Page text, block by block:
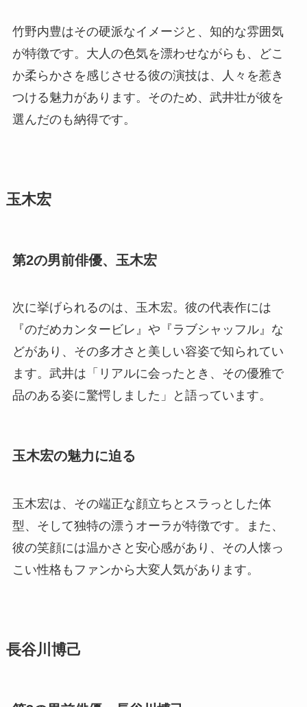
竹野内豊はその硬派なイメージと、知的な雰囲気
が特徴です。大人の色気を漂わせながらも、どこ
か柔らかさを感じさせる彼の演技は、人々を惹き
つける魅力があります。そのため、武井壮が彼を
選んだのも納得です。
玉木宏
第2の男前俳優、玉木宏
次に挙げられるのは、玉木宏。彼の代表作には
『のだめカンタービレ』や『ラブシャッフル』な
どがあり、その多才さと美しい容姿で知られてい
ます。武井は「リアルに会ったとき、その優雅で
品のある姿に驚愕しました」と語っています。
玉木宏の魅力に迫る
玉木宏は、その端正な顔立ちとスラっとした体
型、そして独特の漂うオーラが特徴です。また、
彼の笑顔には温かさと安心感があり、その人懐っ
こい性格もファンから大変人気があります。
長谷川博己